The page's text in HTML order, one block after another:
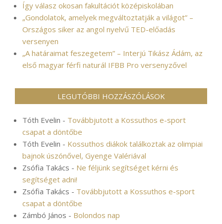
Így válasz okosan fakultációt középiskolában
„Gondolatok, amelyek megváltoztatják a világot” –
Országos siker az angol nyelvű TED-előadás
versenyen
„A határaimat feszegetem” – Interjú Tikász Ádám, az
első magyar férfi naturál IFBB Pro versenyzővel
LEGUTÓBBI HOZZÁSZÓLÁSOK
Tóth Evelin - Továbbjutott a Kossuthos e-sport
csapat a döntőbe
Tóth Evelin - Kossuthos diákok találkoztak az olimpiai
bajnok úszónővel, Gyenge Valériával
Zsófia Takács - Ne féljünk segítséget kérni és
segítséget adni!
Zsófia Takács - Továbbjutott a Kossuthos e-sport
csapat a döntőbe
Zámbó János - Bolondos nap